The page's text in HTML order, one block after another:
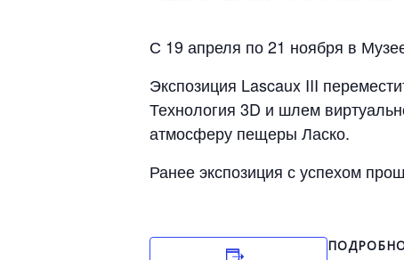
С 19 апреля по 21 ноября в
Экспозиция Lascaux III
Технология 3D и шлем
атмосферу пещеры Ласко.
Ранее экспозиция с успехом